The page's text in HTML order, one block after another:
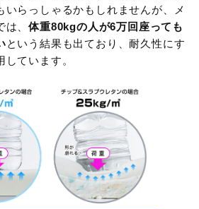
いらっしゃるかもしれませんが、メ
は、体重80kgの人が6万回座っても
という結果も出ており、耐久性にす
ています。